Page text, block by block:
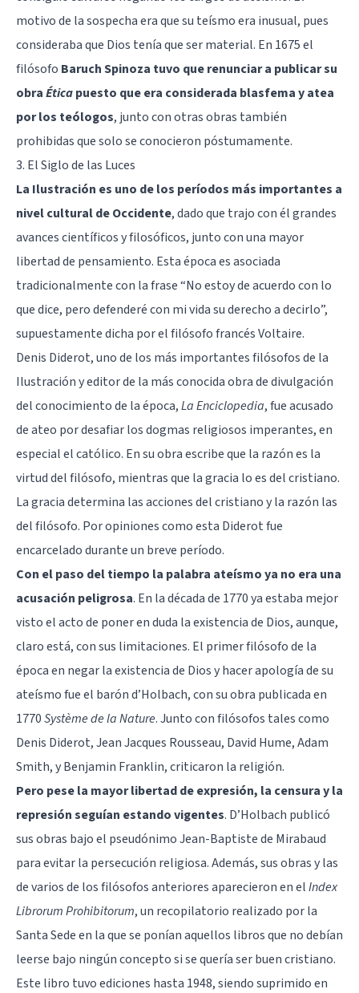
motivo de la sospecha era que su teísmo era inusual, pues
consideraba que Dios tenía que ser material. En 1675 el
filósofo Baruch Spinoza tuvo que renunciar a publicar su
obraÉticapuesto que era considerada blasfema y atea
por los teólogos, junto con otras obras también
prohibidas que solo se conocieron póstumamente.
3. El Siglo de las Luces
La Ilustración es uno de los períodos más importantes a
nivel cultural de Occidente, dado que trajo con él grandes
avances científicos y filosóficos, junto con una mayor
libertad de pensamiento. Esta época es asociada
tradicionalmente con la frase “No estoy de acuerdo con lo
que dice, pero defenderé con mi vida su derecho a decirlo”,
supuestamente dicha por el filósofo francés Voltaire.
Denis Diderot, uno de los más importantes filósofos de la
Ilustración y editor de la más conocida obra de divulgación
del conocimiento de la época,La Enciclopedia, fue acusado
de ateo por desafiar los dogmas religiosos imperantes, en
especial el católico. En su obra escribe que la razón es la
virtud del filósofo, mientras que la gracia lo es del cristiano.
La gracia determina las acciones del cristiano y la razón las
del filósofo. Por opiniones como esta Diderot fue
encarcelado durante un breve período.
Con el paso del tiempo la palabra ateísmo ya no era una
acusación peligrosa. En la década de 1770 ya estaba mejor
visto el acto de poner en duda la existencia de Dios, aunque,
claro está, con sus limitaciones. El primer filósofo de la
época en negar la existencia de Dios y hacer apología de su
ateísmo fue el barón d’Holbach, con su obra publicada en
1770Système de la Nature. Junto con filósofos tales como
Denis Diderot, Jean Jacques Rousseau, David Hume, Adam
Smith, y Benjamin Franklin, criticaron la religión.
Pero pese la mayor libertad de expresión, la censura y la
represión seguían estando vigentes. D’Holbach publicó
sus obras bajo el pseudónimo Jean-Baptiste de Mirabaud
para evitar la persecución religiosa. Además, sus obras y las
de varios de los filósofos anteriores aparecieron en elIndex
Librorum Prohibitorum, un recopilatorio realizado por la
Santa Sede en la que se ponían aquellos libros que no debían
leerse bajo ningún concepto si se quería ser buen cristiano.
Este libro tuvo ediciones hasta 1948, siendo suprimido en